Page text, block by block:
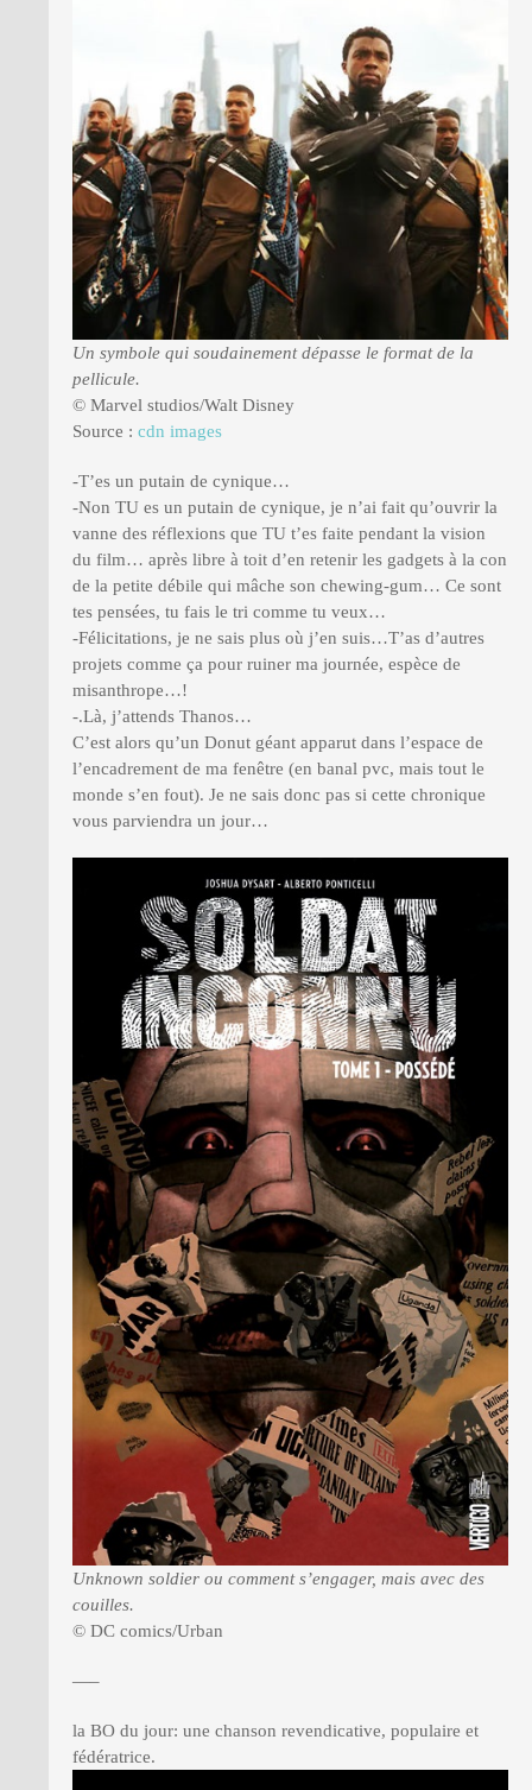
Un symbole qui soudainement dépasse le format de la
pellicule.
© Marvel studios/Walt Disney
Source : cdn images
-T’es un putain de cynique…
-Non TU es un putain de cynique, je n’ai fait qu’ouvrir la
vanne des réflexions que TU t’es faite pendant la vision
du film… après libre à toit d’en retenir les gadgets à la con
de la petite débile qui mâche son chewing-gum… Ce sont
tes pensées, tu fais le tri comme tu veux…
-Félicitations, je ne sais plus où j’en suis…T’as d’autres
projets comme ça pour ruiner ma journée, espèce de
misanthrope…!
-.Là, j’attends Thanos…
C’est alors qu’un Donut géant apparut dans l’espace de
l’encadrement de ma fenêtre (en banal pvc, mais tout le
monde s’en fout). Je ne sais donc pas si cette chronique
vous parviendra un jour…
Unknown soldier ou comment s’engager, mais avec des
couilles.
© DC comics/Urban
—–
la BO du jour: une chanson revendicative, populaire et
fédératrice.